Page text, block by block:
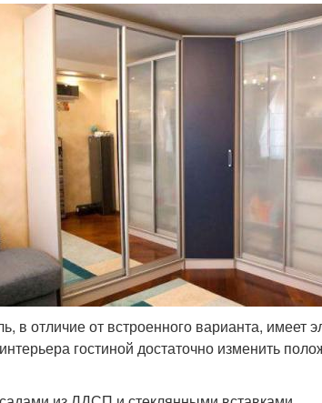
в отличие от встроенного варианта, имеет
гостиной достаточно изменить